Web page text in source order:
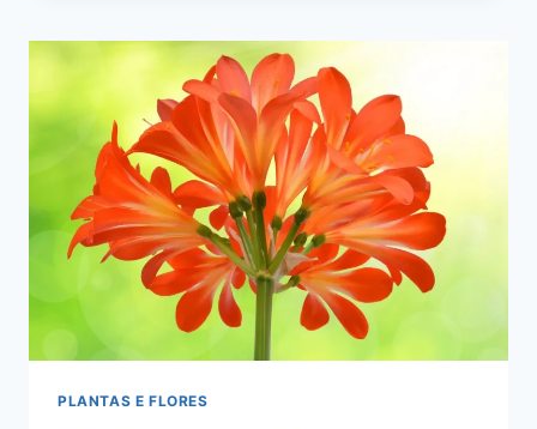
QUE
BEIJA-
FLORES
PLANTAS E FLORES